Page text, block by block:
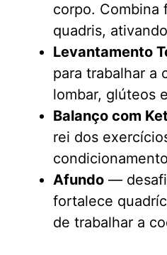
corpo. Combina
quadris,
Levantamento
para trabalhar a
lombar, glúteos
Balanço com
rei dos
Afundo —
fortalece
de trabalhar a